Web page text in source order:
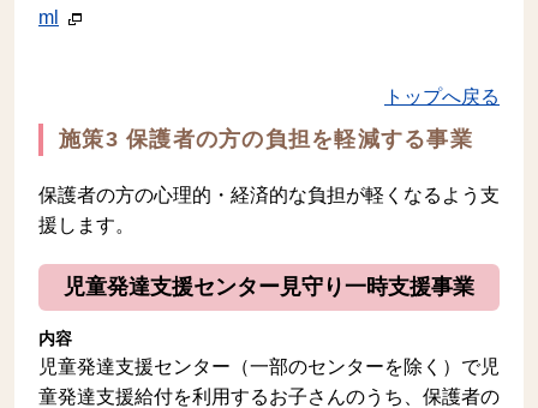
ml
トップへ戻る
施策3 保護者の方の負担を軽減する事業
保護者の方の心理的・経済的な負担が軽くなるよう支
援します。
児童発達支援センター見守り一時支援事業
内容
児童発達支援センター（一部のセンターを除く）で児
童発達支援給付を利用するお子さんのうち、保護者の